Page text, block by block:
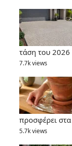
τάση του 2026
7.7k views
προσφέρει
5.7k views